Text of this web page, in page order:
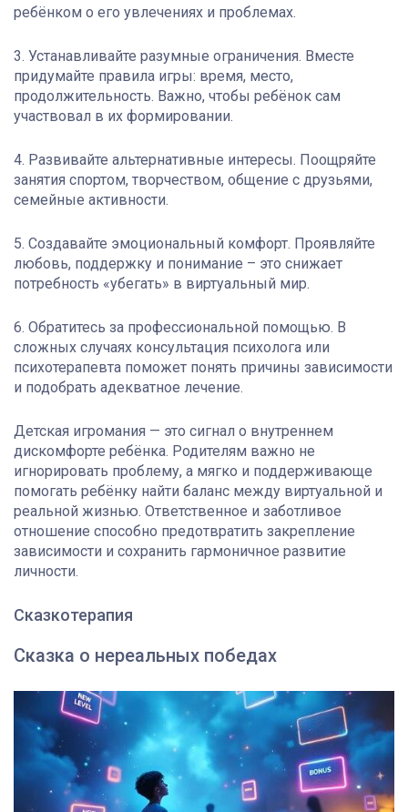
ребёнком о его увлечениях и проблемах.
3. Устанавливайте разумные ограничения. Вместе
придумайте правила игры: время, место,
продолжительность. Важно, чтобы ребёнок сам
участвовал в их формировании.
4. Развивайте альтернативные интересы. Поощряйте
занятия спортом, творчеством, общение с друзьями,
семейные активности.
5. Создавайте эмоциональный комфорт. Проявляйте
любовь, поддержку и понимание – это снижает
потребность «убегать» в виртуальный мир.
6. Обратитесь за профессиональной помощью. В
сложных случаях консультация психолога или
психотерапевта поможет понять причины зависимости
и подобрать адекватное лечение.
Детская игромания — это сигнал о внутреннем
дискомфорте ребёнка. Родителям важно не
игнорировать проблему, а мягко и поддерживающе
помогать ребёнку найти баланс между виртуальной и
реальной жизнью. Ответственное и заботливое
отношение способно предотвратить закрепление
зависимости и сохранить гармоничное развитие
личности.
Сказкотерапия
Сказка о нереальных победах